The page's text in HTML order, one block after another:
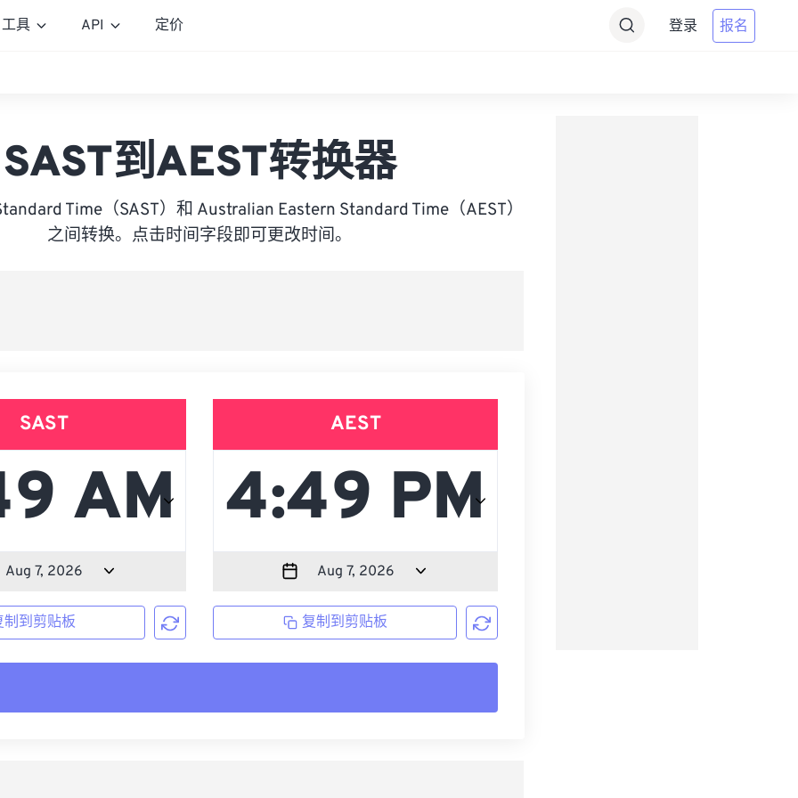
工具 API 定价 登录 报名
SAST到AEST转换器
Time（SAST）和 Australian Eastern Standard Time（AEST）
之间转换。点击时间字段即可更改时间。
SAST
制到剪贴板
AEST
复制到剪贴板